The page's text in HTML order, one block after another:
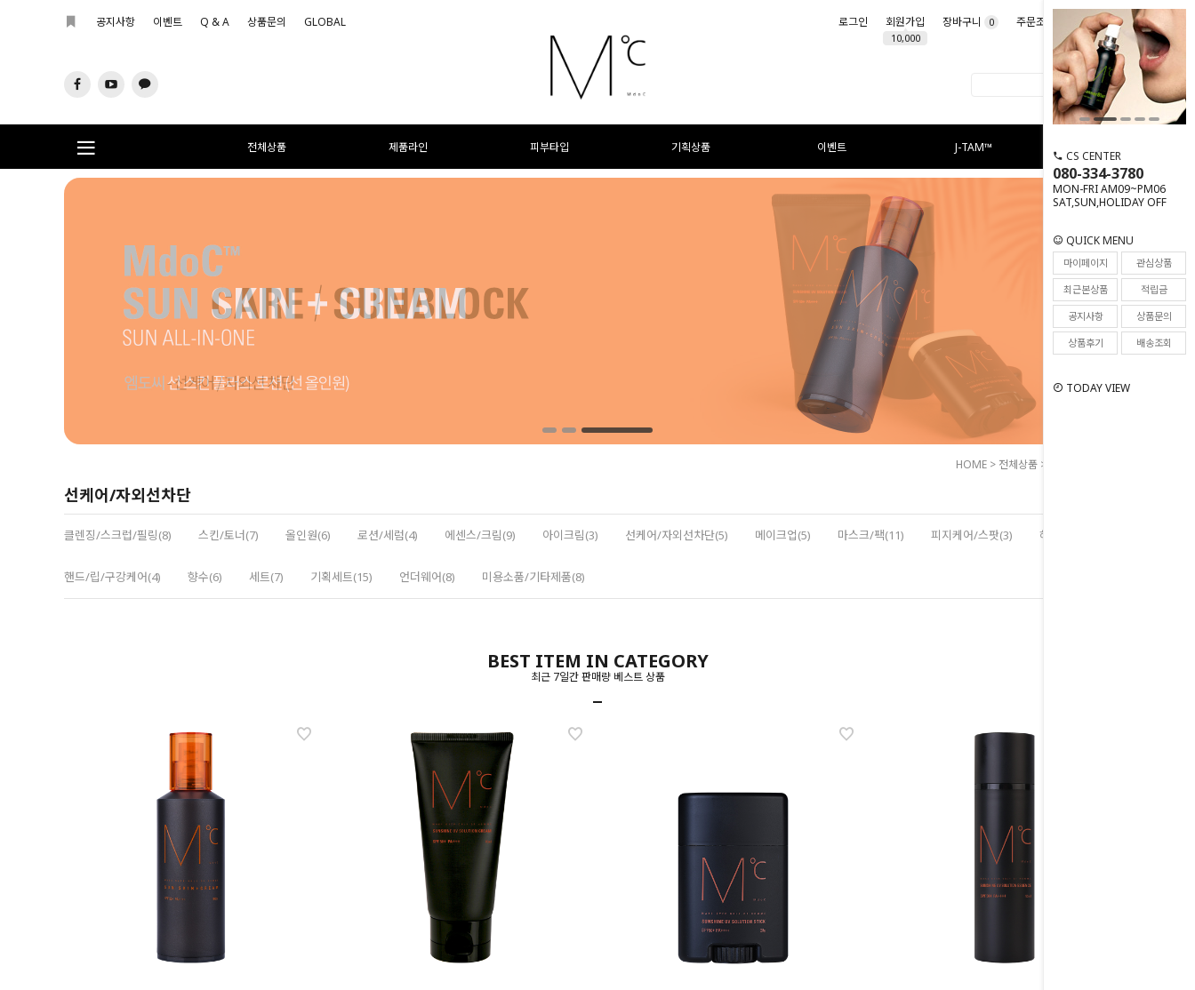
공지사항 이벤트 Q & A 상품문의 GLOBAL 로그인 회원가입
10,000
장바구니 0 주문조회 마이페이지
전체상품 제품라인 피부타입 기획상품 이벤트 J-TAM™
CS CENTER
080-334-3780
MON-FRI AM09~PM06
SAT,SUN,HOLIDAY OFF
QUICK MENU
마이페이지
관심상품
최근본상품
적립금
공지사항
상품문의
상품후기
배송조회
TODAY VIEW
HOME > 전체상품 >
선케어/자외선차단
클렌징/스크럽/필링(8) 스킨/토너(7) 올인원(6) 로션/세럼(4) 에센스/크림(9) 아이크림(3) 선케어/자외선차단(5) 메이크업(5) 마스크/팩(11) 피지케어/스팟(3) 헤어/바디(8)
핸드/립/구강케어(4) 향수(6) 세트(7) 기획세트(15) 언더웨어(8) 미용소품/기타제품(8)
BEST ITEM IN CATEGORY
최근 7일간 판매량 베스트 상품